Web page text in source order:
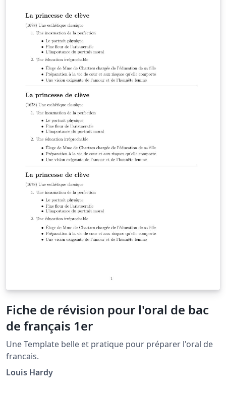
Fiche de révision pour l'oral de bac
de français 1er
Une Template belle et pratique pour préparer l'oral de
francais.
Louis Hardy